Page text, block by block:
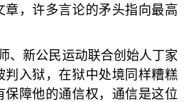
章，许多言论的矛头指向最高
、新公民运动联合创始人丁家
判入狱，在狱中处境同样糟糕
保障他的通信权，通信是这位